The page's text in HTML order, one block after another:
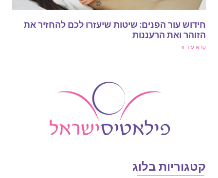
עור הפנים: שיטות שיעזרו לכם להחזיר את
ואת הרעננות
עוד »
בלוג